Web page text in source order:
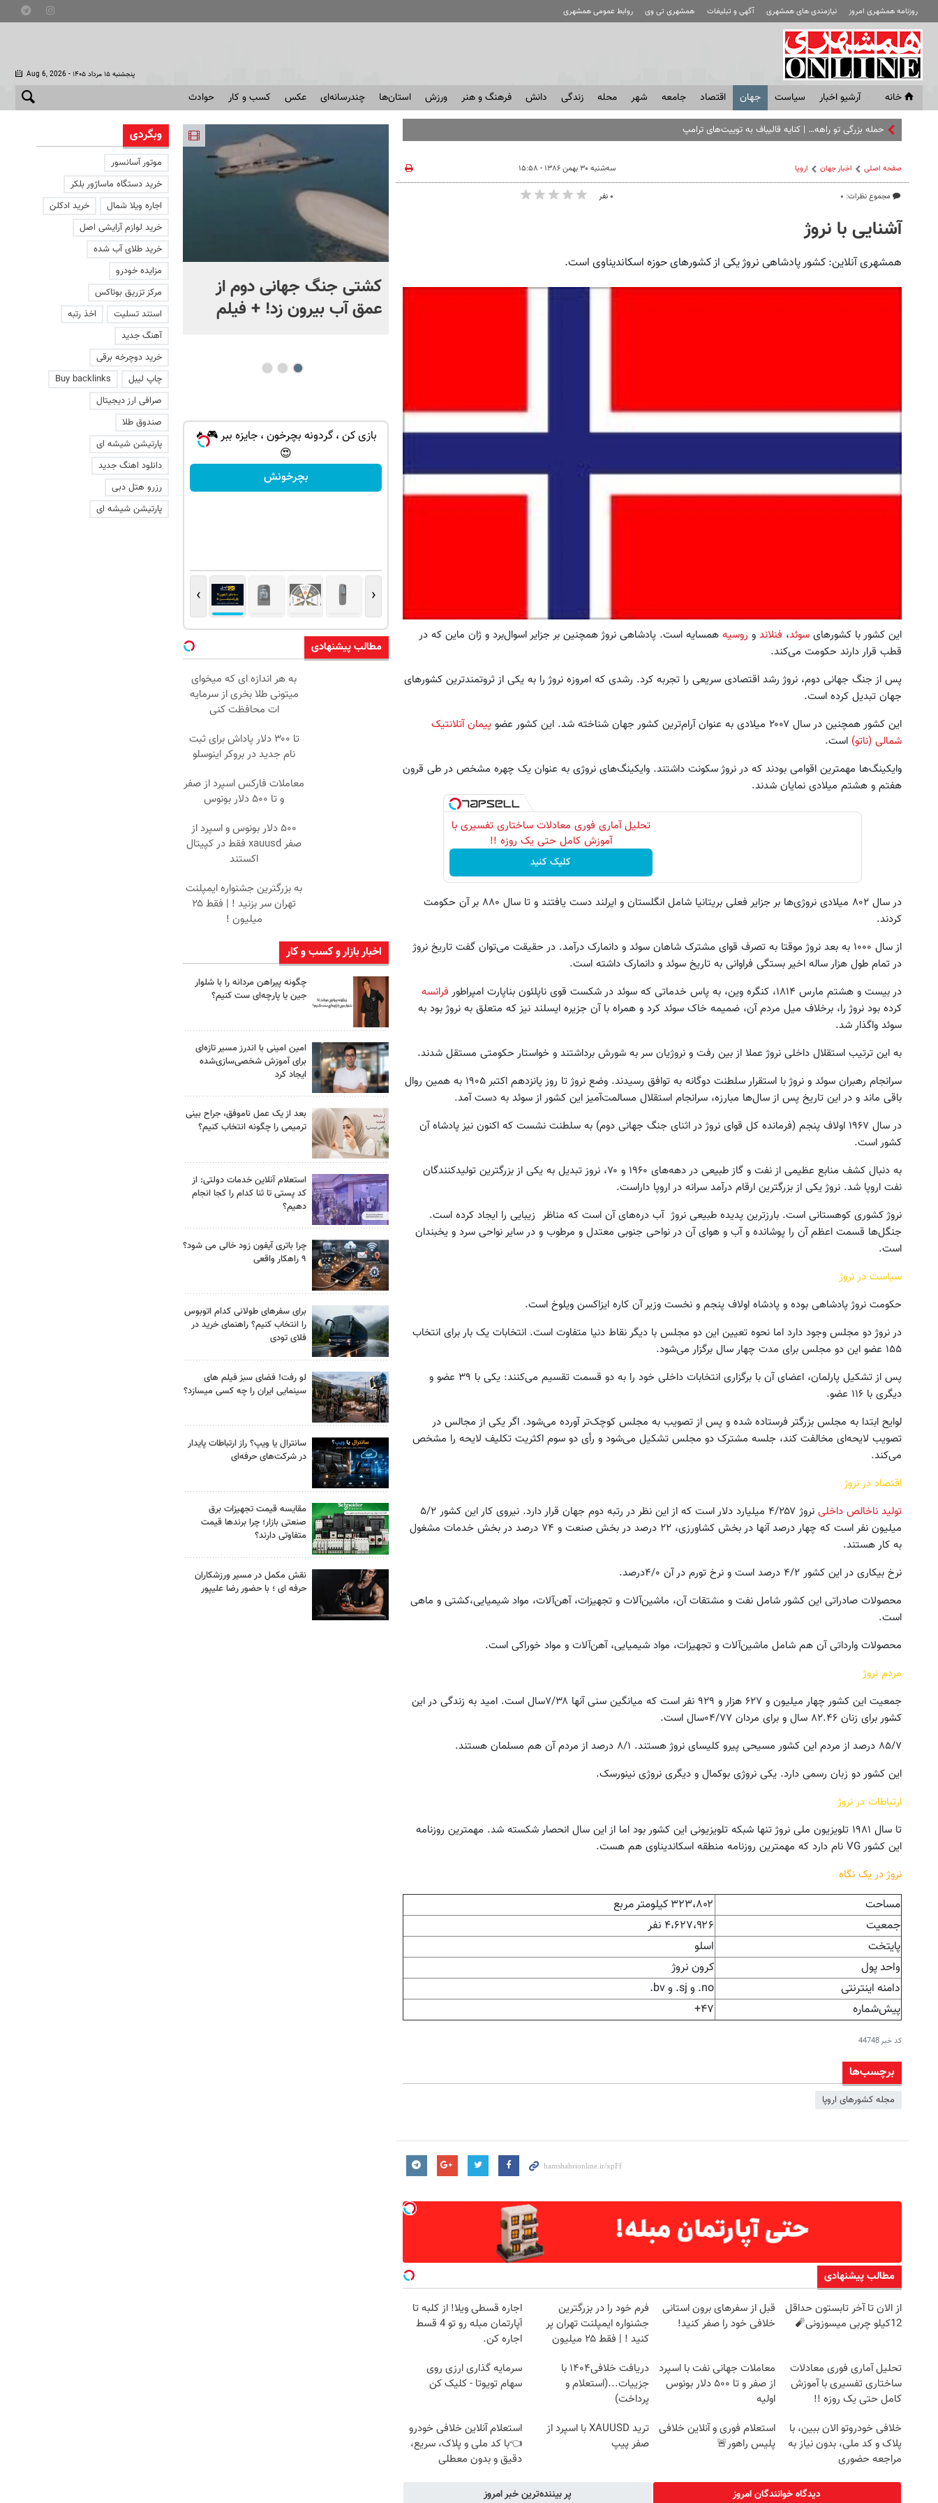
روزنامه همشهری امروز نیازمندی های همشهری آگهی و تبلیغات همشهری تی وی روابط عمومی همشهری
Aug 6, 2026 - پنجشنبه ۱۵ مرداد ۱۴۰۵
خانه آرشیو اخبار سياست جهان اقتصاد جامعه شهر محله زندگی دانش فرهنگ و هنر ورزش استان‌ها چندرسانه‌ای عکس کسب و کار حوادث
حمله بزرگی تو راهه… | کنایه قالیباف به توییت‌های ترامپ
صفحه اصلی اخبار جهان اروپا
مجموع نظرات: ۰
سه‌شنبه ۳۰ بهمن ۱۳۸۶ - ۱۵:۵۸
۰ نفر
آشنایی با نروژ
همشهری آنلاین: کشور پادشاهی نروژ یکی از کشورهای حوزه اسکاندیناوی است.
این کشور با کشورهای سوئد، فنلاند و روسیه همسایه است. پادشاهی نروژ همچنین بر جزایر اسوال‌برد و ژان ماین که در
قطب قرار دارند حکومت می‌کند.
پس از جنگ جهانی دوم، نروژ رشد اقتصادی سریعی را تجربه کرد. رشدی که امروزه نروژ را به یکی از ثروتمندترین کشورهای
جهان تبدیل کرده است.
این کشور همچنین در سال ۲۰۰۷ میلادی به عنوان آرام‌ترین کشور جهان شناخته شد. این کشور عضو
پیمان آتلانتیک
شمالی (ناتو) است.
وایکینگ‌ها مهمترین اقوامی بودند که در نروژ سکونت داشتند. وایکینگ‌های نروژی به عنوان یک چهره مشخص در طی قرون
هفتم و هشتم میلادی نمایان شدند.
تحلیل آماری فوری معادلات ساختاری تفسیری با
آموزش کامل حتی یک روزه !!
کلیک کنید
در سال ۸۰۲ میلادی نروژی‌ها بر جزایر فعلی بریتانیا شامل انگلستان و ایرلند دست یافتند و تا سال ۸۸۰ بر آن حکومت
کردند.
از سال ۱۰۰۰ به بعد نروژ موقتا به تصرف قوای مشترک شاهان سوئد و دانمارک درآمد. در حقیقت می‌توان گفت تاریخ نروژ
در تمام طول هزار ساله اخیر بستگی فراوانی به تاریخ سوئد و دانمارک داشته است.
در بیست و هشتم مارس ۱۸۱۴،‌ کنگره وین، به پاس خدماتی که سوئد در شکست قوی ناپلئون بناپارت امپراطور
فرانسه
کرده بود نروژ را، برخلاف میل مردم آن،‌ ضمیمه خاک سوئد کرد و همراه با آن جزیره ایسلند نیز که متعلق به نروژ بود به
سوئد واگذار شد.
به این ترتیب استقلال داخلی نروژ عملا از بین رفت و نروژیان سر به شورش برداشتند و خواستار حکومتی مستقل شدند.
سرانجام رهبران سوئد و نروژ با استقرار سلطنت دوگانه به توافق رسیدند. وضع نروژ تا روز پانزدهم اکتبر ۱۹۰۵ به همین روال
باقی ماند و در این تاریخ پس از سال‌ها مبارزه، سرانجام استقلال مسالمت‌آمیز این کشور از سوئد به دست آمد.
در سال ۱۹۶۷ اولاف پنجم (فرمانده کل قوای نروژ در اثنای جنگ جهانی دوم) به سلطنت نشست که اکنون نیز پادشاه آن
کشور است.
به دنبال کشف منابع عظیمی از نفت و گاز طبیعی در دهه‌های ۱۹۶۰ و ۷۰، نروز تبدیل به یکی از بزرگترین تولیدکنندگان
نفت اروپا شد. نروژ یکی از بزرگترین ارقام درآمد سرانه در اروپا داراست.
نروژ کشوری کوهستانی است. بارزترین پدیده طبیعی نروژ آب دره‌های آن است که مناظر زیبایی را ایجاد کرده است.
جنگل‌ها قسمت اعظم آن را پوشانده و آب و هوای آن در نواحی جنوبی معتدل و مرطوب و در سایر نواحی سرد و یخبندان
است.
سیاست در نروژ
حکومت نروژ پادشاهی بوده و پادشاه اولاف پنجم و نخست وزیر آن کاره ایزاکسن ویلوخ است.
در نروژ دو مجلس وجود دارد اما نحوه تعیین این دو مجلس با دیگر نقاط دنیا متفاوت است. انتخابات یک بار برای انتخاب
۱۵۵ عضو این دو مجلس برای مدت چهار سال برگزار می‌شود.
پس از تشکیل پارلمان، اعضای آن با برگزاری انتخابات داخلی خود را به دو قسمت تقسیم می‌کنند: یکی با ۳۹ عضو و
دیگری با ۱۱۶ عضو.
لوایح ابتدا به مجلس بزرگتر فرستاده شده و پس از تصویب به مجلس کوچک‌تر آورده می‌شود. اگر یکی از مجالس در
تصویب لایحه‌ای مخالفت کند،‌ جلسه مشترک دو مجلس‌ تشکیل می‌شود و رأی دو سوم اکثریت تکلیف لایحه را مشخص
می‌کند.
اقتصاد در نروژ
تولید ناخالص داخلی
نروژ ۴/۲۵۷ میلیارد دلار است که از این نظر در رتبه دوم جهان قرار دارد. نیروی کار این کشور ۵/۲
میلیون نفر است که چهار درصد آنها در بخش کشاورزی، ۲۲ درصد در بخش صنعت و ۷۴ درصد در بخش خدمات مشغول
به کار هستند.
نرخ بیکاری در این کشور ۴/۲ درصد است و نرخ تورم در آن ۴/۰درصد.
محصولات صادراتی این کشور شامل نفت و مشتقات آن، ماشین‌آلات و تجهیزات، آهن‌آلات، مواد شیمیایی،کشتی و ماهی
است.
محصولات وارداتی آن هم شامل ماشین‌آلات و تجهیزات، مواد شیمیایی، آهن‌آلات و مواد خوراکی است.
مردم نروژ
جمعیت این کشور چهار میلیون و ۶۲۷ هزار و ۹۲۹ نفر است که میانگین سنی آنها ۷/۳۸سال است. امید به زندگی در این
کشور برای زنان ۸۲.۴۶ سال و برای مردان ۰۴/۷۷سال است.
۸۵/۷ درصد از مردم این کشور مسیحی پیرو کلیسای نروژ هستند. ۸/۱ درصد از مردم آن هم مسلمان هستند.
این کشور دو زبان رسمی دارد. یکی نروژی بوکمال و دیگری نروژی نینورسک.
ارتباطات در نروژ
تا سال ۱۹۸۱ تلویزیون ملی نروژ تنها شبکه تلویزیونی این کشور بود اما از این سال انحصار شکسته شد. مهمترین روزنامه
این کشور VG نام دارد که مهمترین روزنامه منطقه اسکاندیناوی هم هست.
نروژ در یک نگاه
مساحت
۳۲۳،۸۰۲ کیلومتر مربع
جمعیت
۴،۶۲۷،۹۲۶ نفر
پایتخت
اسلو
واحد پول
کرون نروژ
دامنه اینترنتی
no. و sj. و bv.
پیش‌شماره
۴۷+
کد خبر44748
برچسب‌ها
مجله کشورهای اروپا
مطالب پیشنهادی
از الان تا آخر تابستون حداقل
12کیلو چربی میسوزونی🧨
قبل از سفرهای برون استانی
خلافی خود را صفر کنید!
فرم خود را در بزرگترین
جشنواره ایمپلنت تهران پر
کنید ! | فقط ۲۵ میلیون
اجاره‌ قسطی ویلا! از کلبه تا
آپارتمان مبله رو تو 4 قسط
اجاره کن.
تحلیل آماری فوری معادلات
ساختاری تفسیری با آموزش
کامل حتی یک روزه !!
معاملات جهانی نفت با اسپرد
از صفر و تا ۵۰۰ دلار بونوس
اولیه
دریافت خلافی۱۴۰۴ با
جزییات...(استعلام و
پرداخت)
سرمایه گذاری ارزی روی
سهام تویوتا - کلیک کن
خلافی خودروتو الان ببین، با
پلاک و کد ملی، بدون نیاز به
مراجعه حضوری
استعلام فوری و آنلاین خلافی
پلیس راهور🚨
ترید XAUUSD با اسپرد از
صفر پیپ
استعلام آنلاین خلافی خودرو
👈با کد ملی و پلاک، سریع،
دقیق و بدون معطلی
دیدگاه خوانندگان امروز پر بیننده‌ترین خبر امروز
کنترل اوضاع از دست ترامپ
کشتی‌ جنگ جهانی دوم از
عمق آب بیرون زد! + فیلم
افشای اطلاعات برای ترور
بارون ترامپ | ماجرای قرار
عاشقانه با یک زن
موبایل نوکیا رجیستر شده🔥 (پرداخت
سفارش بده!
از PS5 تا آیفون17 و بیت کوین برنده شو 🔥
بچرخونش
nokia 105👈🏻تخفیف ویژه + پرداخت درب
سفارش بده!
بازی کن ، گردونه بچرخون ، جایزه ببر 🎮🔥
😍
بچرخونش
‹
›
مطالب پیشنهادی
به هر اندازه ای که میخوای
میتونی طلا بخری از سرمایه
ات محافظت کنی
تا ۳۰۰ دلار پاداش برای ثبت
نام جدید در بروکر اینوسلو
معاملات فارکس اسپرد از صفر
و تا ۵۰۰ دلار بونوس
۵۰۰ دلار بونوس و اسپرد از
صفر xauusd فقط در کپیتال
اکستند
به بزرگترین جشنواره ایمپلنت
تهران سر بزنید ! | فقط ۲۵
میلیون !
اخبار بازار و کسب و کار
چگونه پیراهن مردانه را با شلوار
جین یا پارچه‌ای ست کنیم؟
امین امینی با اندرز مسیر تازه‌ای
برای آموزش شخصی‌سازی‌شده
ایجاد کرد
بعد از یک عمل ناموفق، جراح بینی
ترمیمی را چگونه انتخاب کنیم؟
استعلام آنلاین خدمات دولتی: از
کد پستی تا ثنا کدام را کجا انجام
دهیم؟
چرا باتری آیفون زود خالی می شود؟
۹ راهکار واقعی
برای سفرهای طولانی کدام اتوبوس
را انتخاب کنیم؟ راهنمای خرید در
فلای تودی
لو رفت! فضای سبز فیلم های
سینمایی ایران را چه کسی میسازد؟
سانترال یا ویپ؟ راز ارتباطات پایدار
در شرکت‌های حرفه‌ای
مقایسه قیمت تجهیزات برق
صنعتی بازار؛ چرا برندها قیمت
متفاوتی دارند؟
نقش مکمل در مسیر ورزشکاران
حرفه ای ؛ با حضور رضا علیپور
وبگردی
موتور آسانسور
خرید دستگاه ماساژور بلکر
اجاره ویلا شمال
خرید ادکلن
خرید لوازم آرایشی اصل
خرید طلای آب شده
مزایده خودرو
مرکز تزریق بوتاکس
استند تسلیت
اخذ رتبه
آهنگ جدید
خرید دوچرخه برقی
چاپ لیبل
Buy backlinks
صرافی ارز دیجیتال
صندوق طلا
پارتیشن شیشه ای
دانلود اهنگ جدید
رزرو هتل دبی
پارتیشن شیشه ای